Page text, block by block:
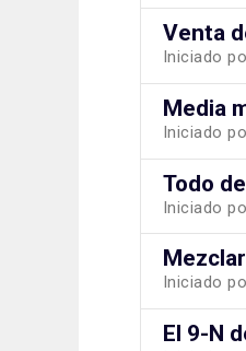
Venta
Iniciado
Media
Iniciado
Todo
Iniciado
Iniciado
El 9-N